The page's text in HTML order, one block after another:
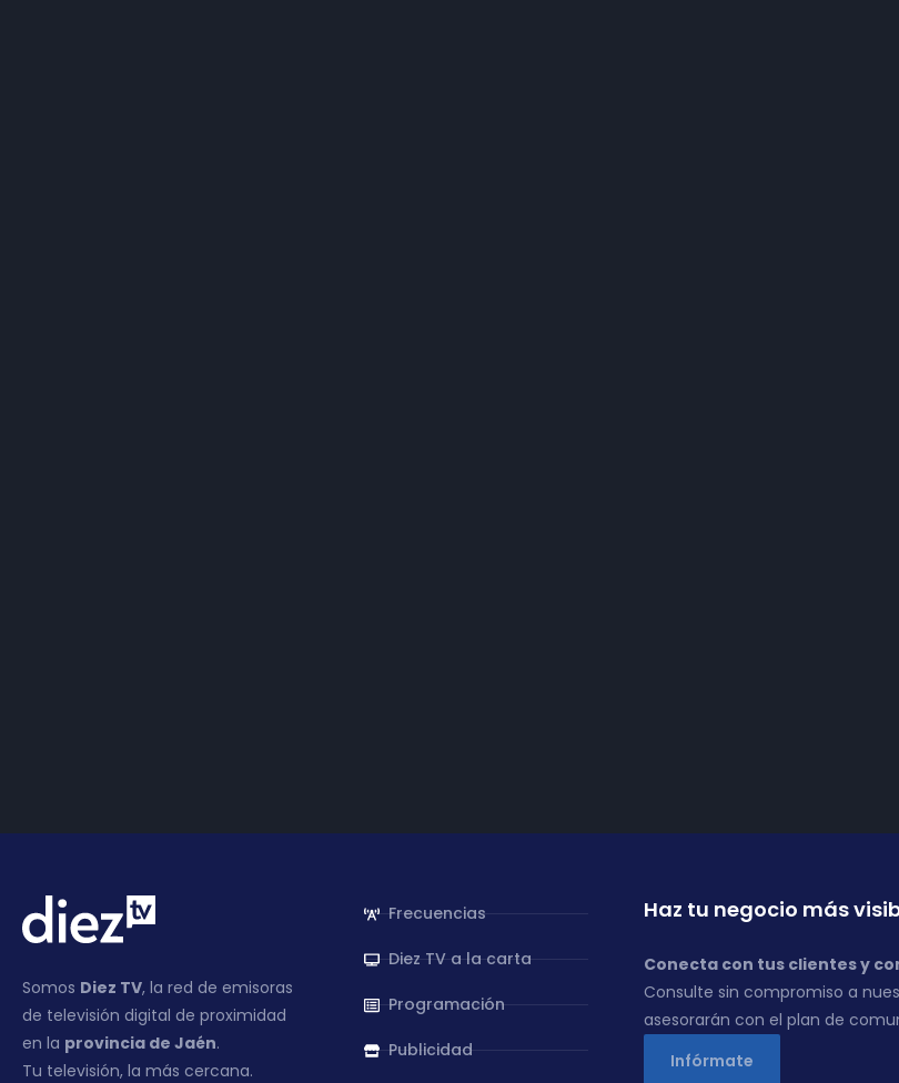
Somos Diez TV, la red de emisoras
de televisión digital de proximidad
en la provincia de Jaén.
Tu televisión, la más cercana.
Frecuencias
Diez TV a la carta
Programación
Publicidad
Haz tu negocio más
Conecta con tus clientes y
Consulte sin compromiso a
asesorarán con el plan de
Infórmate